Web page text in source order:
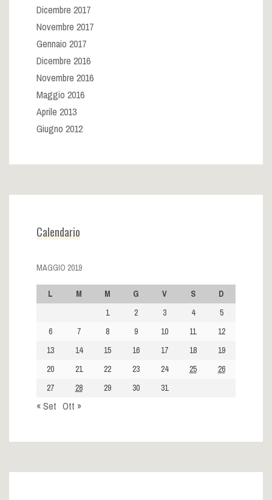
Dicembre 2017
Novembre 2017
Gennaio 2017
Dicembre 2016
Novembre 2016
Maggio 2016
Aprile 2013
Giugno 2012
Calendario
MAGGIO 2019
L M M G V S
D
1
2 3 4
5
6
7 8 9 10 11
12
13
14 15 16 17 18
19
20
21 22 23 24 25
26
27
28 29 30 31
« Set Ott »